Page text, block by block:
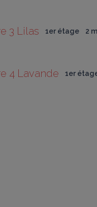
3 Lilas 1er étage 2 m
4 Lavande 1er